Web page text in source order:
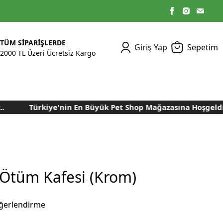
TÜM SİPARİŞLERDE
2000 TL Üzeri Ücretsiz Kargo
Giriş Yap Sepetim
Kümes Ekipmanları
Makineleri
Nem Alma Makineleri
Nem ve Isı Ölçer
Kuluçka Malzemeleri
Kedi Yaş Mamaları
Bakım Sağlık
Tasmalar
Bakım Sağlık
Tavşan Yemleri
Türkiye'nin En Büyük Pet Shop Mağazasına
Kafesi (Krom)